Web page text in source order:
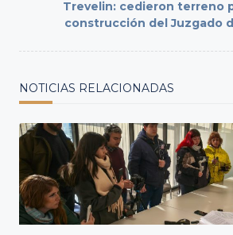
reader-
text">Page</span>
Trevelin: cedieron terreno
construcción del Juzgado
NOTICIAS RELACIONADAS